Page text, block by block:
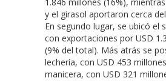
y el girasol aportaron cerca
En segundo lugar, se ubicó el
con exportaciones por USD
(9% del total). Más atrás se
lechería, con USD 453
manicera, con USD 321